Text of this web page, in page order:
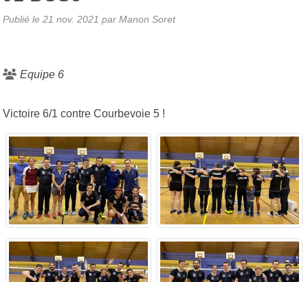
Publié le 21 nov. 2021 par Manon Soret
Equipe 6
Victoire 6/1 contre Courbevoie 5 !